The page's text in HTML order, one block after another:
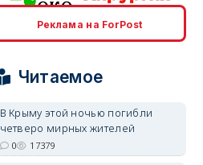
erid: 2SDnjcrDNw6
Реклама на ForPost
Читаемое
В Крыму этой ночью погибли
четверо мирных жителей
0 17379